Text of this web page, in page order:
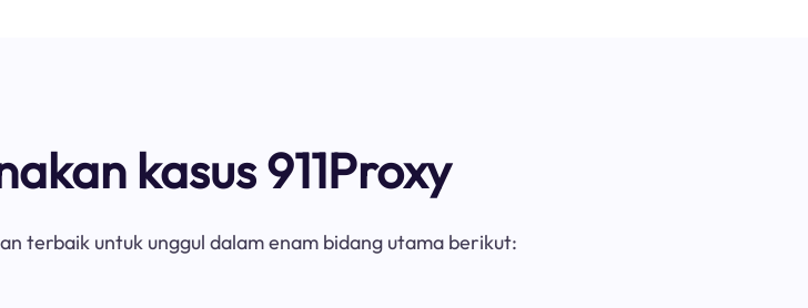
kasus 911Proxy
terbaik untuk unggul dalam enam bidang utama berikut: